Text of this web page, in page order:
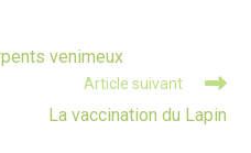
venimeux
Article suivant
La vaccination du Lapin